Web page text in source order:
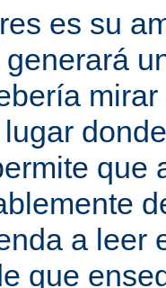
es su
que
a leer
que